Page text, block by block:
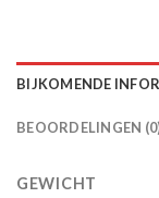
BIJKOMENDE
BEOORDELINGEN
GEWICHT